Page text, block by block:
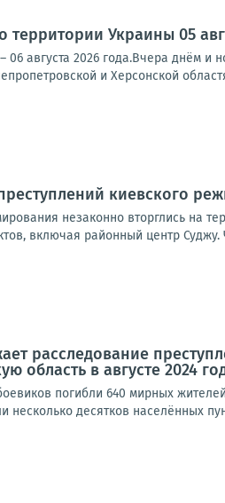
Украины 05
06 августа 2026 года.Вчера днём
и Херсонской
киевского
незаконно вторглись на
включая районный центр Суджу.
расследование
область в августе 2024
погибли 640 мирных
десятков населённых